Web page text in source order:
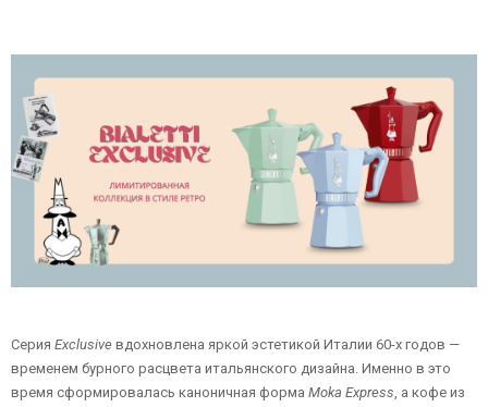
Серия Exclusive вдохновлена яркой эстетикой Италии 60-х годов —
временем бурного расцвета итальянского дизайна. Именно в это
время сформировалась каноничная форма Moka Express, а кофе из